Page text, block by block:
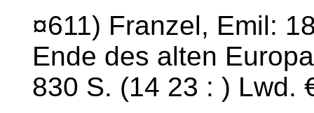
¤611) Franzel, Emil:
Ende des alten
830 S. (14 23 : ) Lwd.